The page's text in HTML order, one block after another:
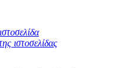
ιστοσελίδας